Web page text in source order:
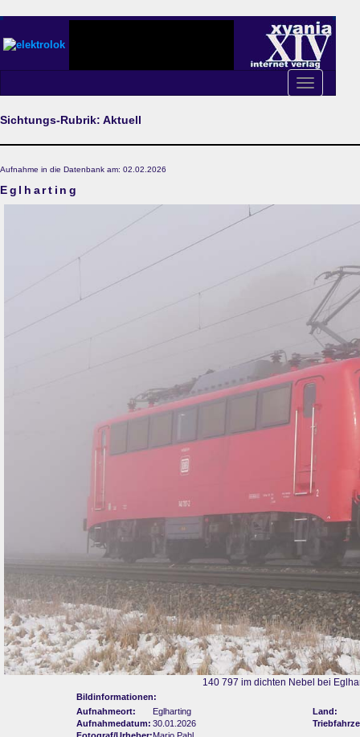
Toggle
navigation
Sichtungs-Rubrik: Aktuell
Aufnahme in die Datenbank am: 02.02.2026
Eglharting
140 797 im dichten Nebel bei
Bildinformationen:
Aufnahmeort:
Eglharting
Land:
Aufnahmedatum: 30.01.2026